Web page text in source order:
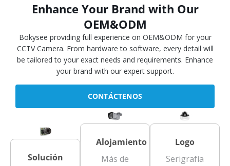
Enhance Your Brand with Our
OEM&ODM
Bokysee providing full experience on OEM&ODM for your
CCTV Camera. From hardware to software, every detail will
be tailored to your exact needs and requirements. Enhance
your brand with our expert support.
CONTÁCTENOS
Solución
Alojamiento
Más de
Logo
Serigrafía